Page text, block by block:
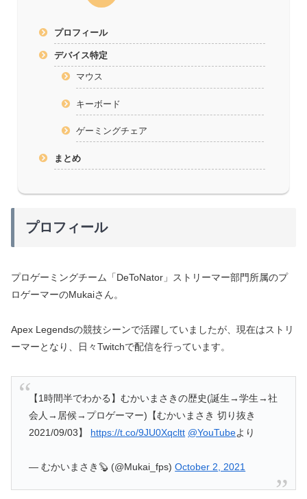
プロフィール
デバイス特定
マウス
キーボード
ゲーミングチェア
まとめ
プロフィール
プロゲーミングチーム「DeToNator」ストリーマー部門所属のプ
ロゲーマーのMukaiさん。
Apex Legendsの競技シーンで活躍していましたが、現在はストリ
ーマーとなり、日々Twitchで配信を行っています。
【1時間半でわかる】むかいまさきの歴史(誕生→学生→社
会人→居候→プロゲーマー)【むかいまさき 切り抜き
2021/09/03】 https://t.co/9JU0Xqcltt @YouTubeより
— むかいまさき🦫 (@Mukai_fps)October 2, 2021